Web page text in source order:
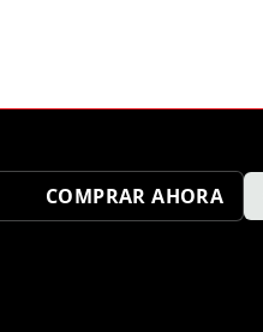
COMPRAR AHORA